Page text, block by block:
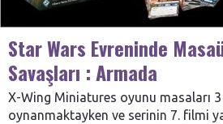
Star Wars Evreninde
Savaşları : Armada
X-Wing Miniatures oyunu masaları 3
oynanmaktayken ve serinin 7. filmi